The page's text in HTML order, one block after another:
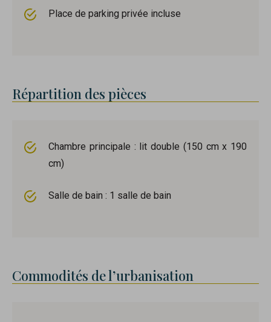
Place de parking privée incluse
Répartition des pièces
Chambre principale : lit double (150 cm x 190
cm)
Salle de bain : 1 salle de bain
Commodités de l’urbanisation